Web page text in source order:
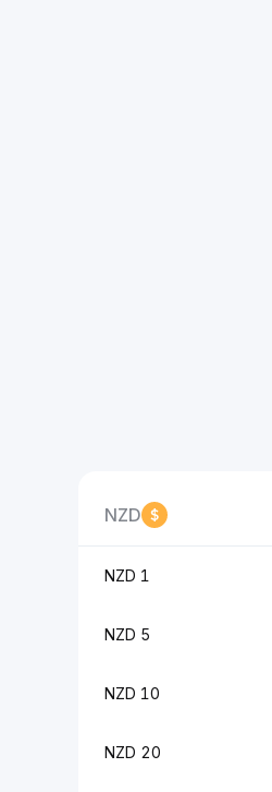
NZD
1 NZD
5 NZD
10 NZD
20 NZD